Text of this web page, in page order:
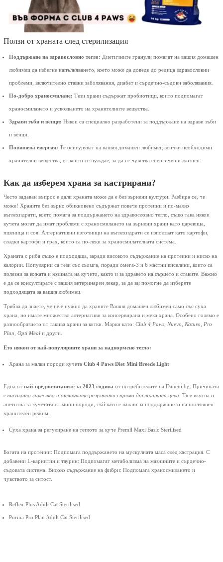
Ползи от храната след стерилизация
Поддържане на здравословно тегло: Диетичните гранули помагат на вашия домашен
любимец да избегне напълняването, което може да доведе до редица здравословни
проблеми, включително ставни заболявания, диабет и сърдечно-съдови заболявания.
По-добро храносмилане: Тези храни съдържат пробиотици, които подпомагат
храносмилането и усвояването на хранителните вещества.
Здрави зъби и венци: Някои са специално разработени за поддържане на здрави зъби
и венци.
Повишена енергия: Те осигуряват на вашия домашен любимец всички необходими
хранителни вещества, от които се нуждае, за да се чувства енергичен и жизнен.
Как да изберем храна за кастрирани?
Често задаван въпрос е дали храната може да е без зърнени култури. Разбира се, че
може! Храните без зърно обикновено съдържат повече протеини и по-малко
въглехидрати, което помага за поддържането на здравословно тегло, също така някои
кучета могат да имат проблеми с храносмилането на зърнени храни като царевица,
пшеница и соя. Алтернативни източници на въглехидрати се използват като картофи,
сладки картофи и грах, които са по-леки за храносмилателната система.
Храната с риба също е подходяща, заради високото съдържание на протеини и ниско на
калории. Популярни са тези със сьомга, поради омега-3 и 6 мастни киселини, които са
полезни за кожата и козината на кучето, както и за здравето на сърцето и ставите. Важно
е да се консултирате с вашия ветеринарен лекар, за да ви помогне да изберете
подходящата за вашия любимец.
Трябва да знаете, че не е нужно да храните Вашия домашен любимец само със суха
храна, но имате множество алтернативи за консервирана и мека храна. Особено голямо е
разнообразието от такива храни за котки. Марки като: Club 4 Paws, Nuevo, Naturo, Pro
Plan, Opti Mealи други.
Ето някои от най-популярните храни за наднормено тегло:
Храна за малки породи кучета Club 4 Paws Diet Mini Breeds Light
Една от най-предпочитаните за 2023 година от потребителите на Daneni.bg. Причината
евисокото качество и отличните резултати спрямо достъпната цена. Тя е вкусна и
апетитна за кучетата от мини породи, тъй като е важно за поддържането на постоянен
хранителен режим.
Суха храна за регулиране на теглото за куче Premil Maxi Basic Sterilised
Богата на протеини: Подпомага поддържането на мускулната маса след кастрация. С
добавени L-карнитин и таурин: Подпомагат метаболизма на мазнините и сърдечно-
съдовата система. Високо съдържание на фибри: Подпомага храносмилането и
чувството за ситост.
Reflex Plus Adult Cat Sterilised
Purina Pro Plan Adult Cat Sterilised